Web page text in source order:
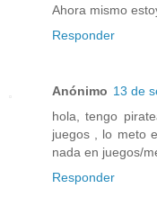
Ahora mismo
Responder
Anónimo 13 de
hola, tengo
juegos , lo meto
nada en juegos/
Responder